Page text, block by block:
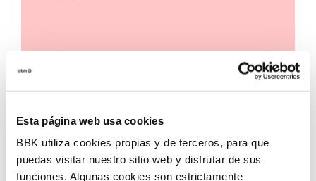
Esta página web usa cookies
BBK utiliza cookies propias y de terceros, para que
puedas visitar nuestro sitio web y disfrutar de sus
funciones. Algunas cookies son estrictamente